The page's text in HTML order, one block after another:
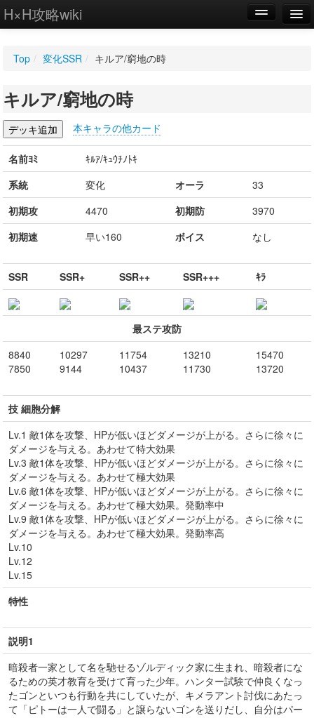
H×H攻略wiki
WIKI
設定
Top / 変化SSR / キルア/窮地の時
キルア/窮地の時
本キャラの他カード
名前ﾖﾐ
ｷﾙｱ/ｷｭｳﾁﾉﾄｷ
系統
変化 オーラ
33
初期攻
4470 初期防
3970
初期速
早い160 ボイス なし
SSR SSR+ SSR++ SSR+++ ｷﾗ
最ステ攻防
8840
7850
10297
9144
11754
10437
13210
11730
15470
13720
技 細胞分解
Lv.1 敵1体を攻撃、HPが低いほどダメージが上がる。さらに徐々に
ダメージを与える。あわせて特大効果
Lv.3 敵1体を攻撃、HPが低いほどダメージが上がる。さらに徐々に
ダメージを与える。あわせて極大効果
Lv.6 敵1体を攻撃、HPが低いほどダメージが上がる。さらに徐々に
ダメージを与える。あわせて極大効果。発動率中
Lv.9 敵1体を攻撃、HPが低いほどダメージが上がる。さらに徐々に
ダメージを与える。あわせて極大効果。発動率高
Lv.10
Lv.12
Lv.15
特性
説明1
暗殺者一家として名を馳せるゾルディック家に生まれ、暗殺者にな
るための英才教育を受けて育った少年。ハンター試験で仲良くなっ
たゴンといつも行動を共にしていたが、キメラアント討伐にあたっ
て「ピトーは一人で闘る」と譲らないゴンを送りだし、自分はパー